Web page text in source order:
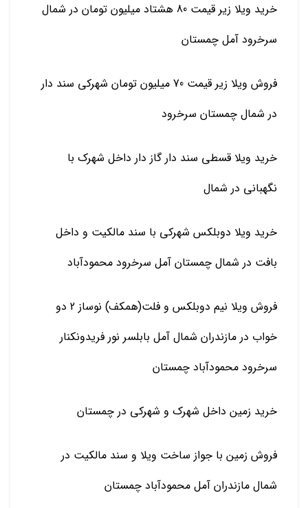
خرید ویلا زیر قیمت 80 هشتاد میلیون تومان در شمال
سرخرود آمل چمستان
فروش ویلا زیر قیمت 70 میلیون تومان شهرکی سند دار
در شمال چمستان سرخرود
خرید ویلا قسطی سند دار گاز دار داخل شهرک با
نگهبانی در شمال
خرید ویلا دوبلکس شهرکی با سند مالکیت و داخل
بافت در شمال چمستان آمل سرخرود محمودآباد
فروش ویلا نیم دوبلکس و فلت(همکف) نوساز 2 دو
خواب در مازندران شمال آمل بابلسر نور فریدونکنار
سرخرود محمودآباد چمستان
خرید زمین داخل شهرک و شهرکی در چمستان
فروش زمین با جواز ساخت ویلا و سند مالکیت در
شمال مازندران آمل محمودآباد چمستان